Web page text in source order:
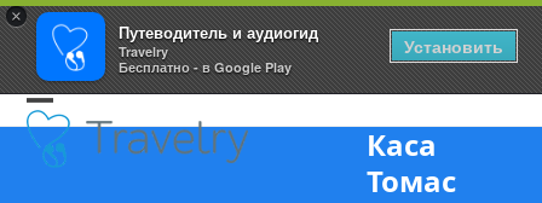
×
Путеводитель и аудиогид
Travelry
Бесплатно - в Google Play
Установить
Skip
to
content
Open
mobile
Close
mobile
Каса
Томас